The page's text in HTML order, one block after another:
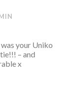
your Uniko
– and
x